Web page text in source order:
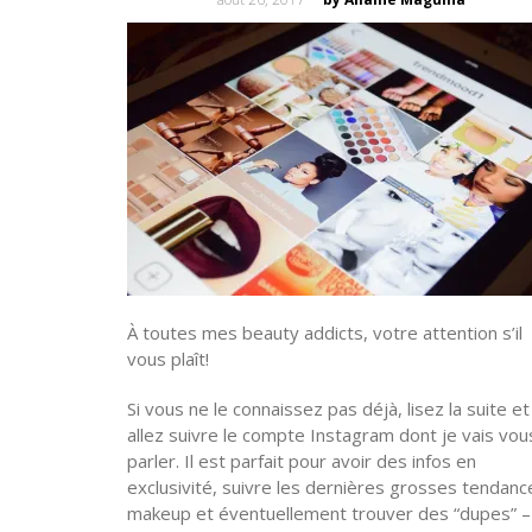
À toutes mes beauty addicts, votre attention s’il
vous plaît!
Si vous ne le connaissez pas déjà, lisez la suite et
allez suivre le compte Instagram dont je vais
parler. Il est parfait pour avoir des infos en
exclusivité, suivre les dernières grosses
makeup et éventuellement trouver des “dupes” –